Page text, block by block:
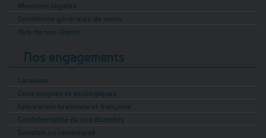
Mentions légales
Conditions générales de vente
Avis de nos clients
Nos engagements
Livraison
Colis soignés et écologiques
Fabrication bretonne et française
Confidentialité de vos données
Satisfait ou remboursé